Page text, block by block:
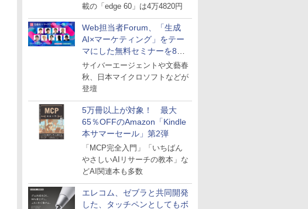
載の「edge 60」は4万4820円
Web担当者Forum、「生成
AI×マーケティング」をテー
マにした無料セミナーを8月
27日にオンライン開催
サイバーエージェントや文藝春
秋、日本マイクロソフトなどが
登壇
5万冊以上が対象！ 最大
65％OFFのAmazon「Kindle
本サマーセール」第2弾
「MCP完全入門」「いちばん
やさしいAIリサーチの教本」な
どAI関連本も多数
エレコム、ゼブラと共同開発
した、タッチペンとしてもボ